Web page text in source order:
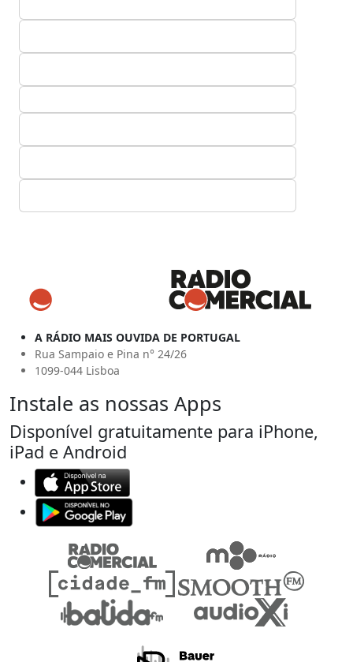
A RÁDIO MAIS OUVIDA DE PORTUGAL
Rua Sampaio e Pina n° 24/26
1099-044 Lisboa
Instale as nossas Apps
Disponível gratuitamente para iPhone,
iPad e Android